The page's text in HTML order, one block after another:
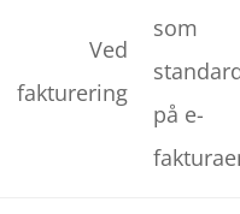
Ved
fakturering
som
på e-